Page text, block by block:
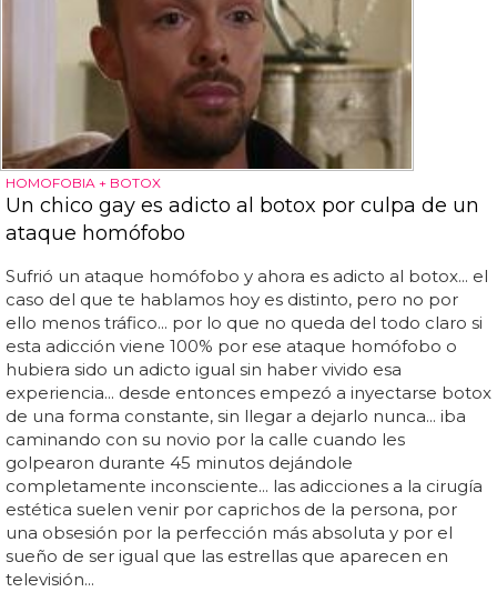
HOMOFOBIA + BOTOX
Un chico gay es adicto al botox por culpa de un
ataque homófobo
Sufrió un ataque homófobo y ahora es adicto al botox... el
caso del que te hablamos hoy es distinto, pero no por
ello menos tráfico... por lo que no queda del todo claro si
esta adicción viene 100% por ese ataque homófobo o
hubiera sido un adicto igual sin haber vivido esa
experiencia... desde entonces empezó a inyectarse botox
de una forma constante, sin llegar a dejarlo nunca... iba
caminando con su novio por la calle cuando les
golpearon durante 45 minutos dejándole
completamente inconsciente... las adicciones a la cirugía
estética suelen venir por caprichos de la persona, por
una obsesión por la perfección más absoluta y por el
sueño de ser igual que las estrellas que aparecen en
televisión...